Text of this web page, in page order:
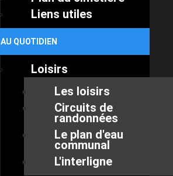
Liens utiles
AU QUOTIDIEN
Loisirs
Les loisirs
Circuits de
randonnées
Le plan d'eau
communal
L'interligne